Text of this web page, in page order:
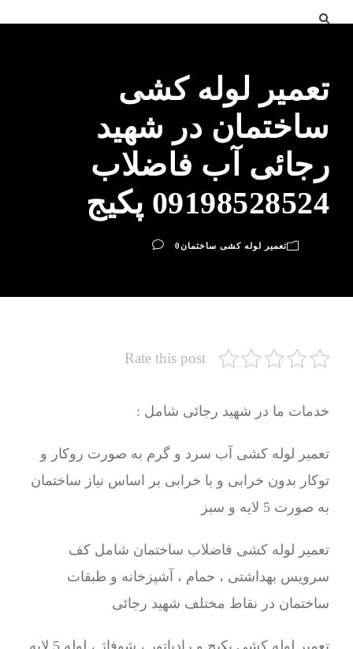
تعمیر لوله کشی
ساختمان در شهید
رجائی آب فاضلاب
09198528524 پکیج
تعمیر لوله کشی ساختمان0
Rate this post
خدمات ما در شهید رجائی شامل :
تعمیر لوله کشی آب سرد و گرم به صورت روکار و
توکار بدون خرابی و با خرابی بر اساس نیاز ساختمان
به صورت 5 لایه و سبز
تعمیر لوله کشی فاضلاب ساختمان شامل کف
سرویس بهداشتی ، حمام ، آشپزخانه و طبقات
ساختمان در نقاط مختلف شهید رجائی
تعمیر لوله کشی پکیج و رادیاتور ، شوفاژ ، لوله 5 لایه